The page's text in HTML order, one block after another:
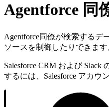
Agentforce 同
Agentforce同僚が検索するデ
ソースを制御したりできます
Salesforce CRM および
するには、Salesforce アカ